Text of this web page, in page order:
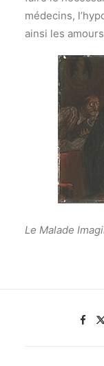
médecins,
ainsi les
Le Malade